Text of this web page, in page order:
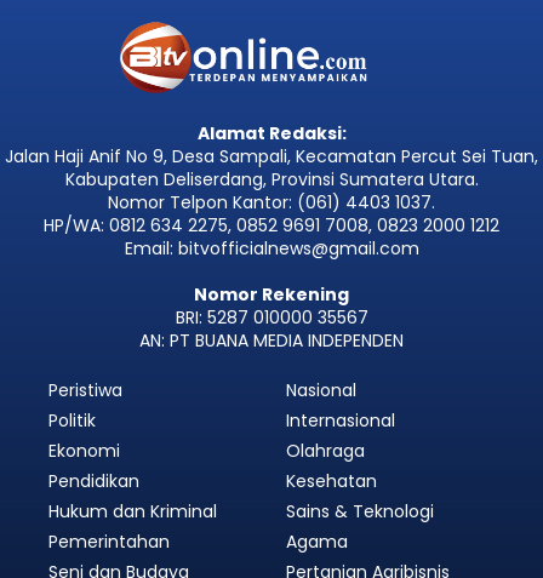
Alamat Redaksi:
Jalan Haji Anif No 9, Desa Sampali, Kecamatan Percut Sei Tuan,
Kabupaten Deliserdang, Provinsi Sumatera Utara.
Nomor Telpon Kantor: (061) 4403 1037.
HP/WA: 0812 634 2275, 0852 9691 7008, 0823 2000 1212
Email: bitvofficialnews@gmail.com
Nomor Rekening
BRI: 5287 010000 35567
AN: PT BUANA MEDIA INDEPENDEN
Peristiwa
Politik
Ekonomi
Pendidikan
Hukum dan Kriminal
Pemerintahan
Nasional
Internasional
Olahraga
Kesehatan
Sains & Teknologi
Agama
Seni dan Budaya
Pertanian Agribisnis